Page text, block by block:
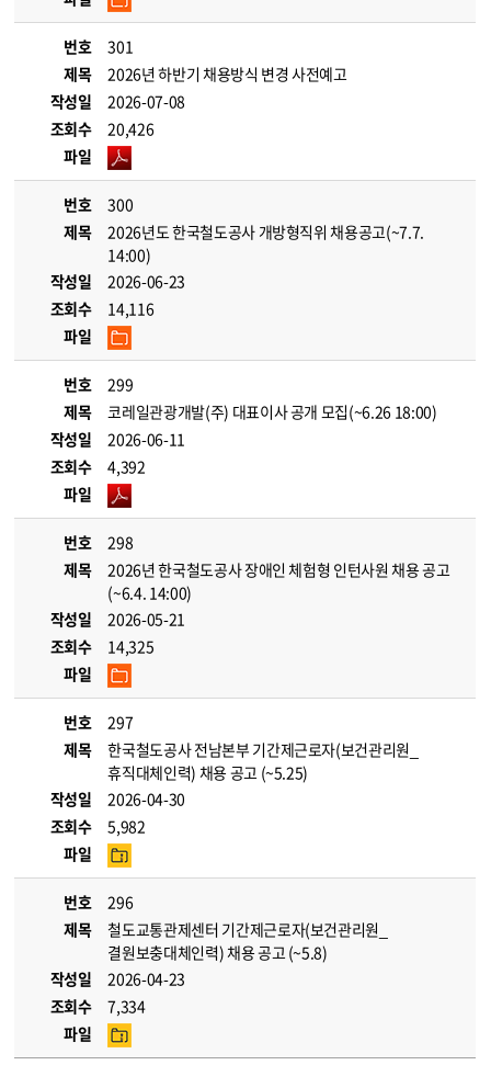
번호
301
제목
2026년 하반기 채용방식 변경 사전예고
작성일
2026-07-08
조회수
20,426
파일
번호
300
제목
2026년도 한국철도공사 개방형직위 채용공고(~7.7.
14:00)
작성일
2026-06-23
조회수
14,116
파일
번호
299
제목
코레일관광개발(주) 대표이사 공개 모집(~6.26 18:00)
작성일
2026-06-11
조회수
4,392
파일
번호
298
제목
2026년 한국철도공사 장애인 체험형 인턴사원 채용 공고
(~6.4. 14:00)
작성일
2026-05-21
조회수
14,325
파일
번호
297
제목
한국철도공사 전남본부 기간제근로자(보건관리원_
휴직대체인력) 채용 공고 (~5.25)
작성일
2026-04-30
조회수
5,982
파일
번호
296
제목
철도교통관제센터 기간제근로자(보건관리원_
결원보충대체인력) 채용 공고 (~5.8)
작성일
2026-04-23
조회수
7,334
파일